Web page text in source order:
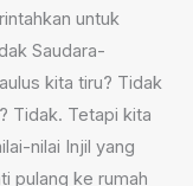
untuk
Saudara-
kita tiru? Tidak
Tidak. Tetapi kita
nilai Injil yang
pulang ke rumah